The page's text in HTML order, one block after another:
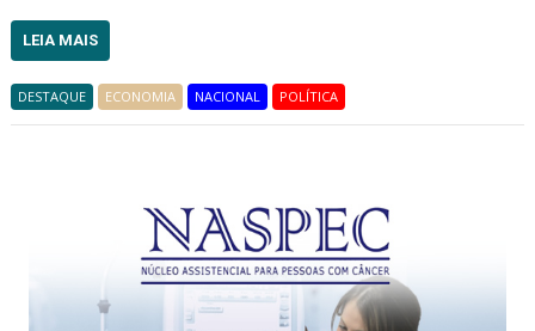
LEIA MAIS
DESTAQUE ECONOMIA NACIONAL POLÍTICA